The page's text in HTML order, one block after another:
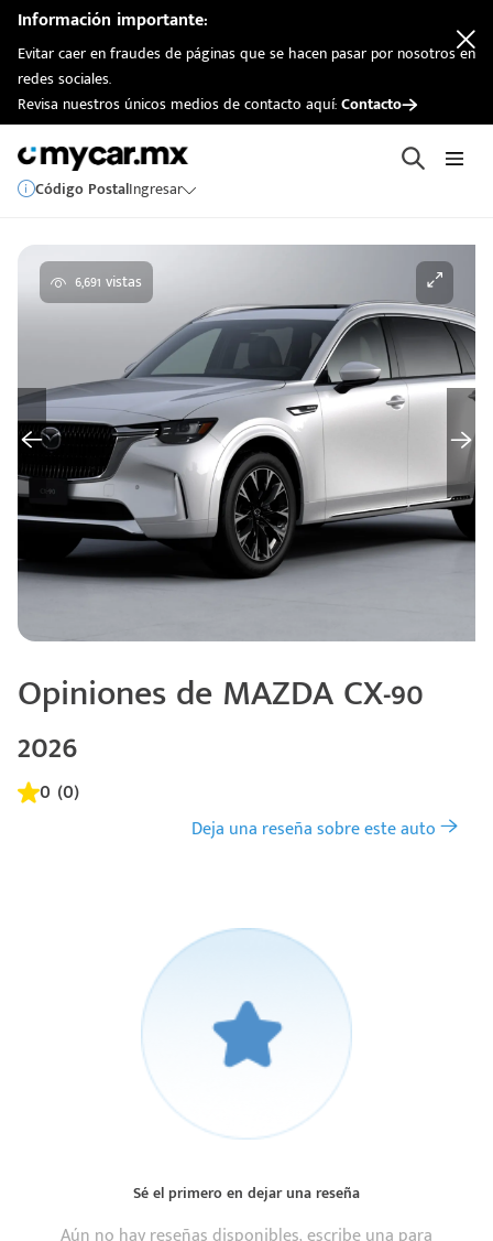
Información importante:
Evitar caer en fraudes de páginas que se hacen pasar por nosotros en
redes sociales.
Revisa nuestros únicos medios de contacto aquí:Contacto
Código PostalIngresar
6,691 vistas
Opiniones de MAZDA CX-90
2026
0 (0)
Deja una reseña sobre este auto
Sé el primero en dejar una reseña